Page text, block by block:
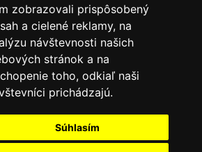
zobrazovali prispôsobený
a cielené reklamy, na
návštevnosti našich
stránok a na
toho, odkiaľ naši
prichádzajú.
Súhlasím
len informatívne a môžu byť skreslené
nastavením monitora.
výrobkom vyrobeným na mieru,
spotrebiteľa, preto podľa § 7
č. 102/2014 Z. z. spotrebiteľ nemôže
bez súhlasu predávajúceho.